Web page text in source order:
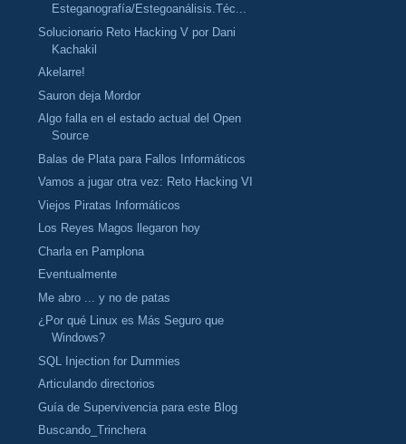
Esteganografía/Estegoanálisis.Téc...
Solucionario Reto Hacking V por Dani
Kachakil
Akelarre!
Sauron deja Mordor
Algo falla en el estado actual del Open
Source
Balas de Plata para Fallos Informáticos
Vamos a jugar otra vez: Reto Hacking VI
Viejos Piratas Informáticos
Los Reyes Magos llegaron hoy
Charla en Pamplona
Eventualmente
Me abro ... y no de patas
¿Por qué Linux es Más Seguro que
Windows?
SQL Injection for Dummies
Articulando directorios
Guía de Supervivencia para este Blog
Buscando_Trinchera